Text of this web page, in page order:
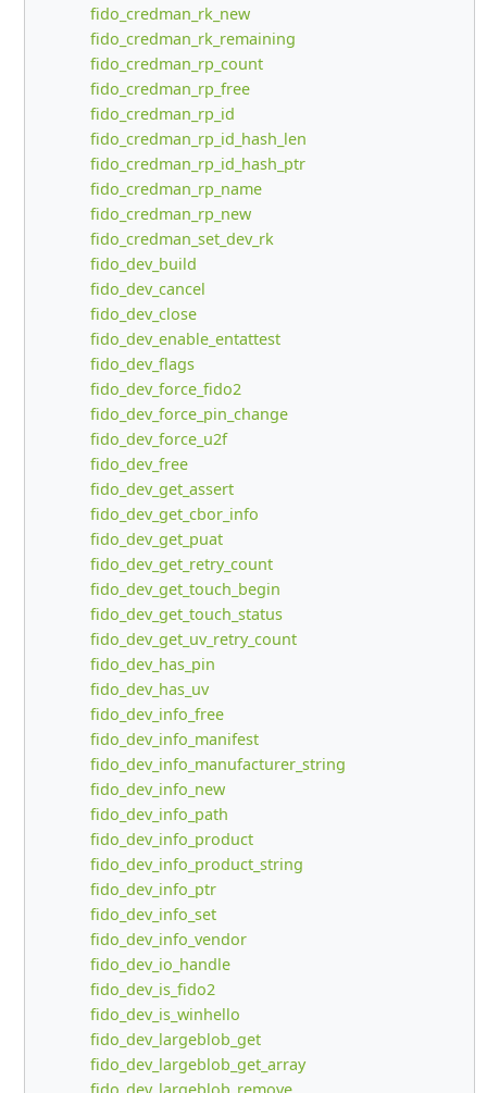
fido_credman_rk_new
fido_credman_rk_remaining
fido_credman_rp_count
fido_credman_rp_free
fido_credman_rp_id
fido_credman_rp_id_hash_len
fido_credman_rp_id_hash_ptr
fido_credman_rp_name
fido_credman_rp_new
fido_credman_set_dev_rk
fido_dev_build
fido_dev_cancel
fido_dev_close
fido_dev_enable_entattest
fido_dev_flags
fido_dev_force_fido2
fido_dev_force_pin_change
fido_dev_force_u2f
fido_dev_free
fido_dev_get_assert
fido_dev_get_cbor_info
fido_dev_get_puat
fido_dev_get_retry_count
fido_dev_get_touch_begin
fido_dev_get_touch_status
fido_dev_get_uv_retry_count
fido_dev_has_pin
fido_dev_has_uv
fido_dev_info_free
fido_dev_info_manifest
fido_dev_info_manufacturer_string
fido_dev_info_new
fido_dev_info_path
fido_dev_info_product
fido_dev_info_product_string
fido_dev_info_ptr
fido_dev_info_set
fido_dev_info_vendor
fido_dev_io_handle
fido_dev_is_fido2
fido_dev_is_winhello
fido_dev_largeblob_get
fido_dev_largeblob_get_array
fido_dev_largeblob_remove